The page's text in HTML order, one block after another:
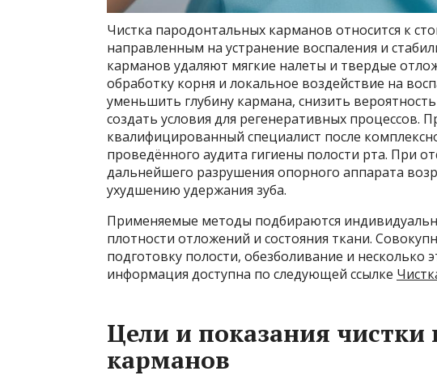
Чистка пародонтальных карманов относится к
направленным на устранение воспаления и
карманов удаляют мягкие налеты и твердые
обработку корня и локальное воздействие на
уменьшить глубину кармана, снизить
создать условия для регенеративных процессов.
квалифицированный специалист после
проведённого аудита гигиены полости рта. При
дальнейшего разрушения опорного аппарата
ухудшению удержания зуба.
Применяемые методы подбираются
плотности отложений и состояния ткани.
подготовку полости, обезболивание и несколько
информация доступна по следующей ссылке
Цели и показания
карманов